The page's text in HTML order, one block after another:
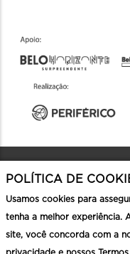
Rua Formosa,
POLÍTICA DE
Usamos cookies para
tenha a melhor experiência.
site, você concorda com a